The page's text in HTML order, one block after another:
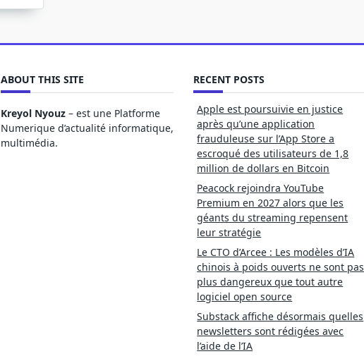
ABOUT THIS SITE
Kreyol Nyouz – est une Platforme
Numerique d’actualité informatique,
multimédia.
RECENT POSTS
Apple est poursuivie en justice
après qu’une application
frauduleuse sur l’App Store a
escroqué des utilisateurs de 1,8
million de dollars en Bitcoin
Peacock rejoindra YouTube
Premium en 2027 alors que les
géants du streaming repensent
leur stratégie
Le CTO d’Arcee : Les modèles d’IA
chinois à poids ouverts ne sont pas
plus dangereux que tout autre
logiciel open source
Substack affiche désormais quelles
newsletters sont rédigées avec
l’aide de l’IA